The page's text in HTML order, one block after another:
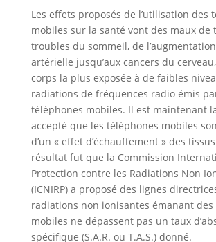
Les effets proposés de l’utilisation des
mobiles sur la santé vont des maux de
troubles du sommeil, de
artérielle jusqu’aux cancers du
corps la plus exposée à de faibles
radiations de fréquences radio émis
téléphones mobiles. Il est maintenant
accepté que les téléphones mobiles
d’un « effet d’échauffement » des
résultat fut que la Commission
Protection contre les Radiations Non
(ICNIRP) a proposé des lignes
radiations non ionisantes émanant des
mobiles ne dépassent pas un taux
spécifique (S.A.R. ou T.A.S.) donné.